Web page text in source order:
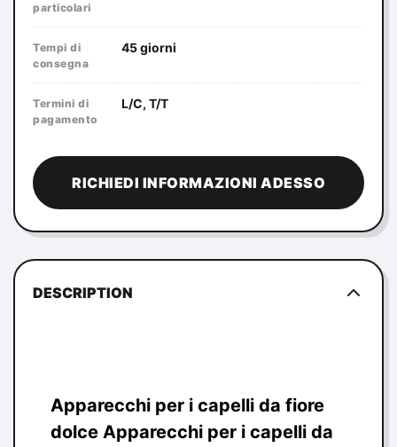
particolari
Tempi di
consegna
45 giorni
Termini di
pagamento
L/C, T/T
RICHIEDI INFORMAZIONI ADESSO
DESCRIPTION
Apparecchi per i capelli da fiore
dolce Apparecchi per i capelli da